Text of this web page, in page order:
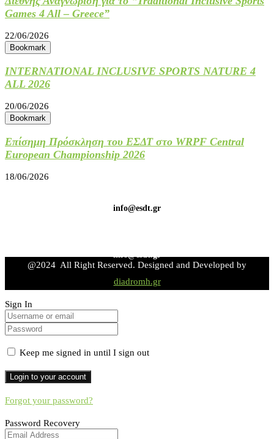
Games 4 All – Greece”
22/06/2026
Bookmark
INTERNATIONAL INCLUSIVE SPORTS NATURE 4
ALL 2026
20/06/2026
Bookmark
Επίσημη Πρόσκληση του ΕΣΔΤ στο WRPF Central
European Championship 2026
18/06/2026
info@esdt.gr
info@esdt.gr
@2024 All Right Reserved. Designed and Developed by
diadromh.gr
Sign In
Keep me signed in until I sign out
Forgot your password?
Password Recovery